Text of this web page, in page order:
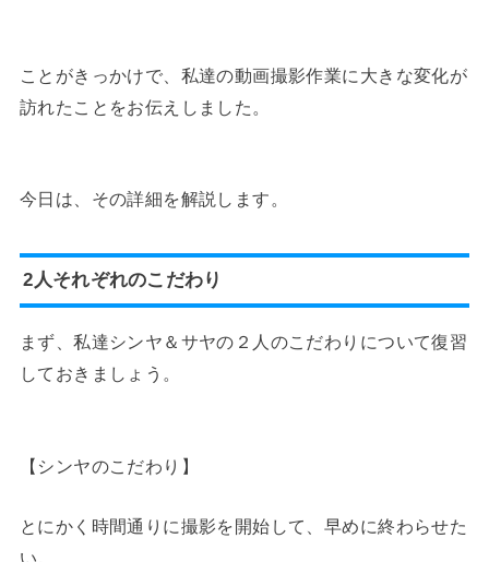
ことがきっかけで、私達の動画撮影作業に大きな変化が
訪れたことをお伝えしました。
今日は、その詳細を解説します。
2人それぞれのこだわり
まず、私達シンヤ＆サヤの２人のこだわりについて復習
しておきましょう。
【シンヤのこだわり】
とにかく時間通りに撮影を開始して、早めに終わらせた
い。